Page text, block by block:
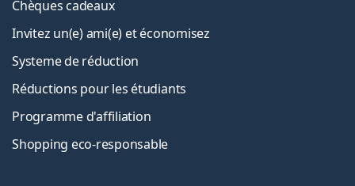
Chèques cadeaux
Invitez un(e) ami(e) et économisez
Systeme de réduction
Réductions pour les étudiants
Programme d'affiliation
Shopping eco-responsable